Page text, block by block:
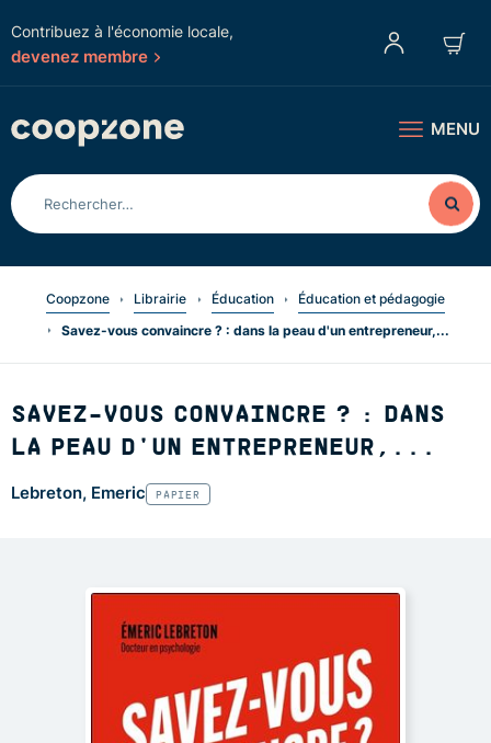
Contribuez à l'économie locale,
devenez membre
MENU
Coopzone Librairie Éducation
Éducation et pédagogie
Savez-vous convaincre ? : dans la peau d'un entrepreneur,...
SAVEZ-VOUS CONVAINCRE ? : DANS
LA PEAU D'UN ENTREPRENEUR,...
Lebreton, Emeric PAPIER